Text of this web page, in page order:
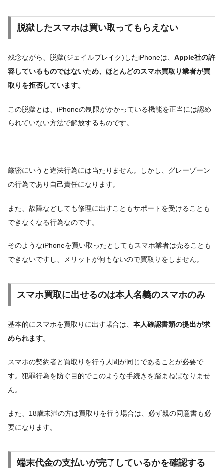
脱獄したスマホは買い取ってもらえない
残念ながら、脱獄(ジェイルブレイク)したiPhoneは、 Apple社の許
容しているものではないため、ほとんどのスマホ買取り業者が買
取りを拒否しています。
この脱獄とは、iPhoneの制限がかかっている機能を正当には認め
られていない方法で解放するものです。
厳密にいうと違法行為には当たりません。しかし、グレーゾーン
の行為であり自己責任になります。
また、故障などしても修理に出すこともサポートを受けることも
できなくなる行為なのです。
そのようなiPhoneを買い取ったとしてもスマホ業者は売ることも
できないですし、メリットが何もないので買取りをしません。
スマホ買取に出せるのは本人名義のスマホのみ
基本的にスマホを買取りに出す場合は、 本人確認書類の提出が求
められます。
スマホの契約者と買取りを行う人間が同じであることが必要で
す。犯罪行為を防ぐ目的でこのような手続きを踏まねばなりませ
ん。
また、18歳未満の方は買取りを行う場合は、必ず親の同意書も必
要になります。
端末代金の支払いが完了しているかを確認する